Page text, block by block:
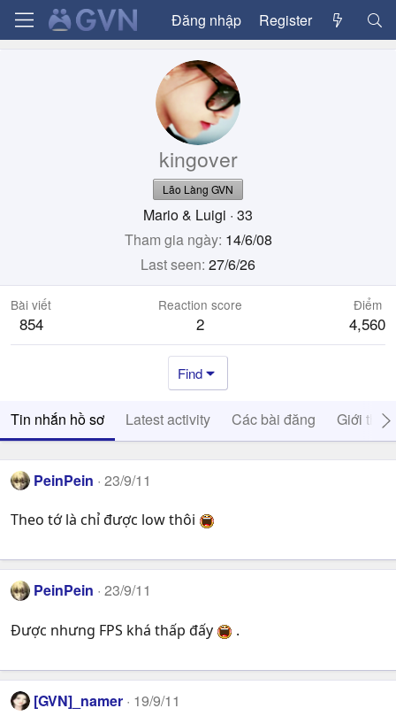
Đăng nhập Register
kingover
Lão Làng GVN
Mario & Luigi · 33
Tham gia ngày 14/6/08
Last seen 27/6/26
Bài viết
854
Reaction score
2
Điểm
4,560
Find
Tin nhắn hồ sơ Latest activity Các bài đăng Giới thiệu
PeinPein 23/9/11
Theo tớ là chỉ được low thôi
PeinPein 23/9/11
Được nhưng FPS khá thấp đấy .
[GVN]­_namer 19/9/11